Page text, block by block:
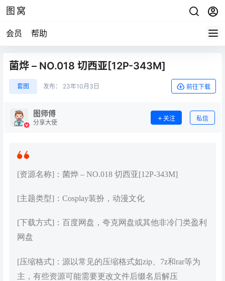
图窝
会员 帮助
菌烨 – NO.018 切西亚[12P-343M]
套图 发布： 23年10月3日 前往下载
图师傅
分享大使
关注 私信
[资源名称]：菌烨 – NO.018 切西亚[12P-343M]
[主题类型]：Cosplay装扮，动漫文化
[下载方式]：百度网盘，夸克网盘或其他非冷门类盈利
网盘
[压缩格式]：源以常见的压缩格式如zip、7z和rar等为
主，有些资源可能需要更改文件后缀名后解压